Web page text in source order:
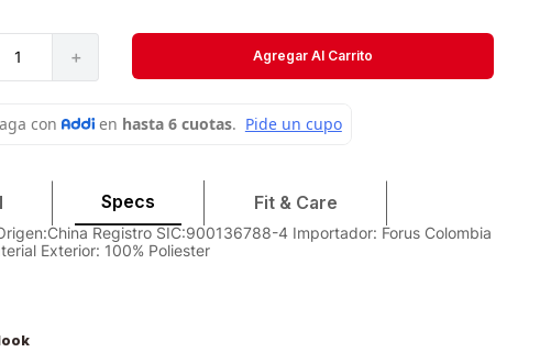
＋ Agregar Al Carrito
Specs Fit & Care
Registro SIC:900136788-4 Importador: Forus Colombia
Exterior: 100% Poliester